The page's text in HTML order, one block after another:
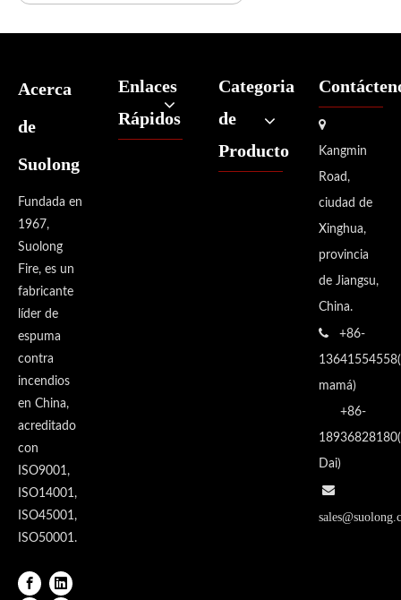
Acerca
de
Suolong
Fundada en
1967,
Suolong
Fire, es un
fabricante
líder de
espuma
contra
incendios
en China,
acreditado
con
ISO9001,
ISO14001,
ISO45001,
ISO50001.
Enlaces
Rápidos
Categoria
de
Producto

Kangmin
Road,
ciudad de
Xinghua,
provincia
de Jiangsu,
China.
 +86-
mamá)
+86-
Dai)
